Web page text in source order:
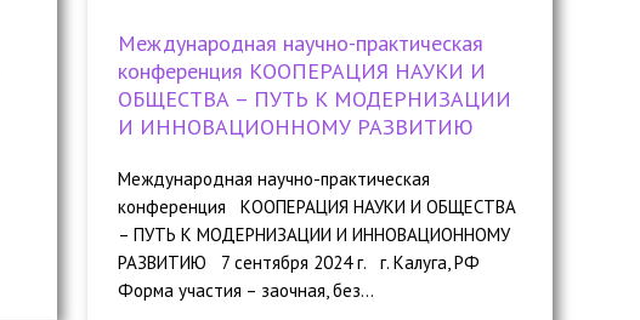
Международная научно-практическая
конференция КООПЕРАЦИЯ НАУКИ И
ОБЩЕСТВА – ПУТЬ К МОДЕРНИЗАЦИИ
И ИННОВАЦИОННОМУ РАЗВИТИЮ
Международная научно-практическая
конференция КООПЕРАЦИЯ НАУКИ И ОБЩЕСТВА
– ПУТЬ К МОДЕРНИЗАЦИИ И ИННОВАЦИОННОМУ
РАЗВИТИЮ 7 сентября 2024 г. г. Калуга, РФ
Форма участия – заочная, без...